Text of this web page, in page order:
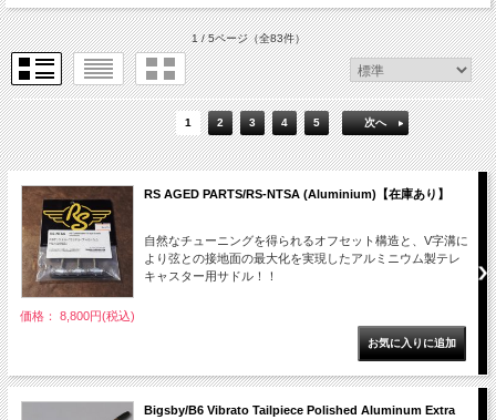
1 / 5ページ（全83件）
1 2 3 4 5 次へ
RS AGED PARTS/RS-NTSA (Aluminium)【在庫あり】
自然なチューニングを得られるオフセット構造と、V字溝に
より弦との接地面の最大化を実現したアルミニウム製テレ
キャスター用サドル！！
価格： 8,800円(税込)
Bigsby/B6 Vibrato Tailpiece Polished Aluminum Extra